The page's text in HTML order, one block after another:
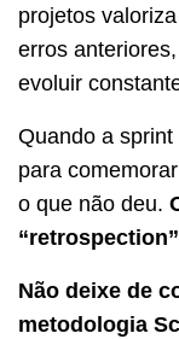
projetos
erros
evoluir
Quando a
para
o que não deu.
Não deixe de
metodologia